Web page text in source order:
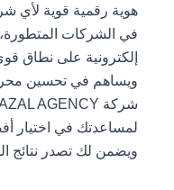
هوية رقمية قوية لأي
في الشركات المتطورة،
إلكترونية على نطاق قوي
لمساعدتك في اختيار
ويضمن لك تصدر نتائج